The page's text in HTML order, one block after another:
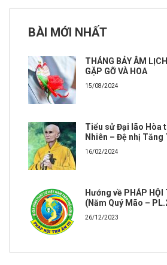
BÀI MỚI NHẤT
THÁNG BẢY ÂM
GẶP GỠ VÀ HOA
15/08/2024
Tiểu sử Đại lão Hòa
Nhiên – Đệ nhị Tăng
16/02/2024
Hướng về PHÁP HỘI
(Năm Quý Mão –
26/12/2023